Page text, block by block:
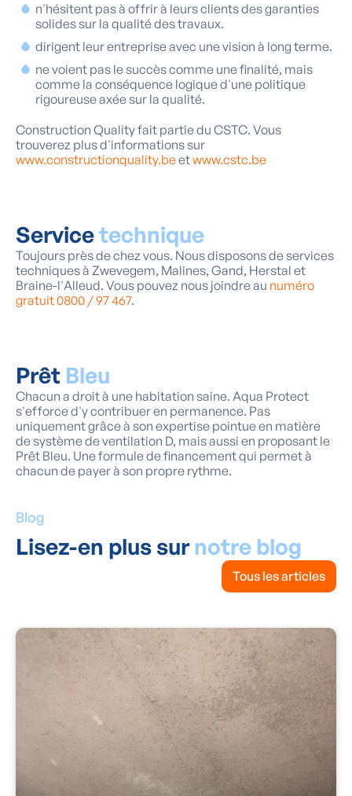
n'hésitent pas à offrir à leurs clients des garanties
solides sur la qualité des travaux.
dirigent leur entreprise avec une vision à long terme.
ne voient pas le succès comme une finalité, mais
comme la conséquence logique d'une politique
rigoureuse axée sur la qualité.
Construction Quality fait partie du CSTC. Vous
trouverez plus d'informations sur
www.constructionquality.beetwww.cstc.be
Servicetechnique
Toujours près de chez vous. Nous disposons de services
techniques à Zwevegem, Malines, Gand, Herstal et
Braine-l'Alleud. Vous pouvez nous joindre au numéro
gratuit 0800 / 97 467.
Prêt Bleu
Chacun a droit à une habitation saine. Aqua Protect
s'efforce d'y contribuer en permanence. Pas
uniquement grâce à son expertise pointue en matière
de système de ventilation D, mais aussi en proposant le
Prêt Bleu. Une formule de financement qui permet à
chacun de payer à son propre rythme.
Blog
Lisez-en plus surnotre blog
Tous les articles